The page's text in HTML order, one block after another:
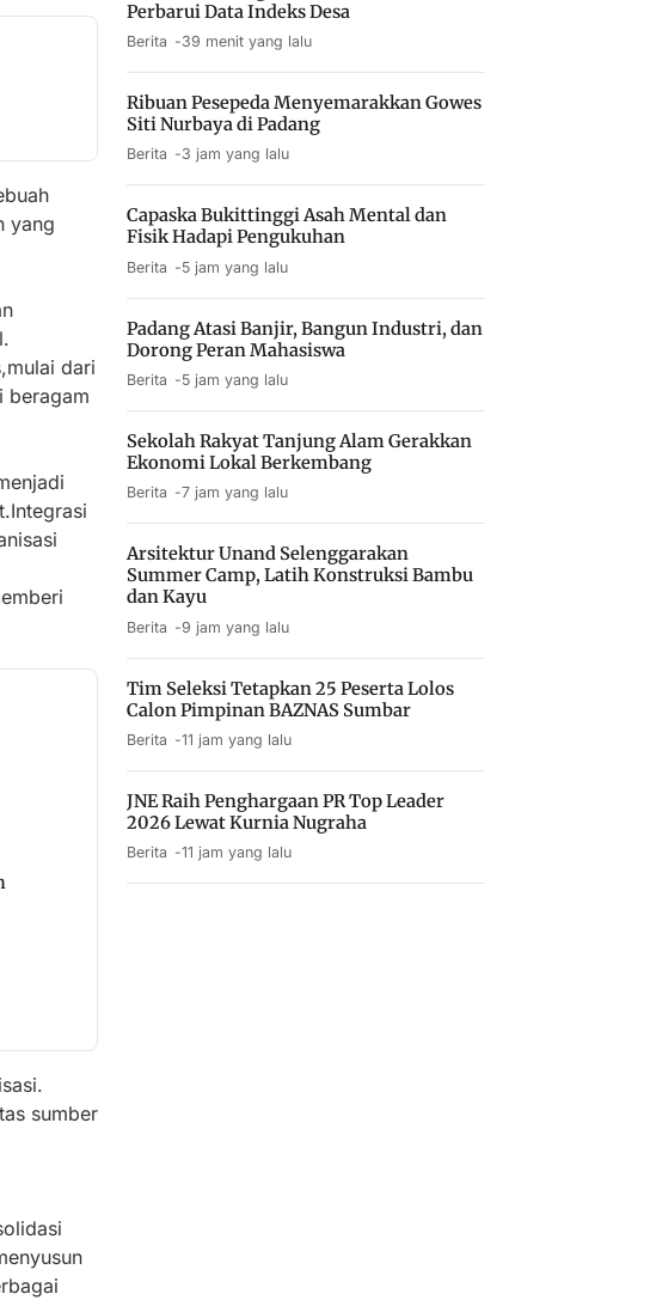
yang
dari
beragam
sumber
Perbarui Data Indeks Desa
Berita 39 menit yang lalu
Ribuan Pesepeda Menyemarakkan Gowes
Siti Nurbaya di Padang
Berita 3 jam yang lalu
Capaska Bukittinggi Asah Mental dan
Fisik Hadapi Pengukuhan
Berita 5 jam yang lalu
Padang Atasi Banjir, Bangun Industri, dan
Dorong Peran Mahasiswa
Berita 5 jam yang lalu
Sekolah Rakyat Tanjung Alam Gerakkan
Ekonomi Lokal Berkembang
Berita 7 jam yang lalu
Arsitektur Unand Selenggarakan
Summer Camp, Latih Konstruksi Bambu
dan Kayu
Berita 9 jam yang lalu
Tim Seleksi Tetapkan 25 Peserta Lolos
Calon Pimpinan BAZNAS Sumbar
Berita 11 jam yang lalu
JNE Raih Penghargaan PR Top Leader
2026 Lewat Kurnia Nugraha
Berita 11 jam yang lalu